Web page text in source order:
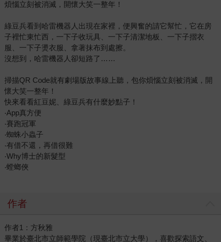
煩惱立刻被消滅，開懷大笑一整年！
綠豆兵看到哈雷機器人出現在家裡，便興奮的請它幫忙，它在房
子裡忙東忙西，一下子收玩具、一下子清潔地板、一下子摺衣
服、一下子燙衣服、拿著抹布到處擦。
沒想到，哈雷機器人卻短路了……
掃描QR Code就有劇場版故事線上聽，包你煩惱立刻被消滅，開
懷大笑一整年！
快來看看紅豆妮、綠豆兵有什麼妙點子！
‧App真方便
‧賽跑冠軍
‧蜘蛛小蟲子
‧有借不還，再借很難
‧Why博士的新髮型
‧螳螂俠
作者
作者1：方秋雅
畢業於臺北市立師範學院（現臺北市立大學），喜歡探索語文、